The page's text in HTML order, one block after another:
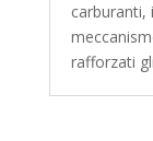
carburanti,
rafforzati